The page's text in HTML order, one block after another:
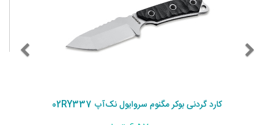
کارد گردنی بوکر مگنوم سروایول نک‌آپ 02RY337